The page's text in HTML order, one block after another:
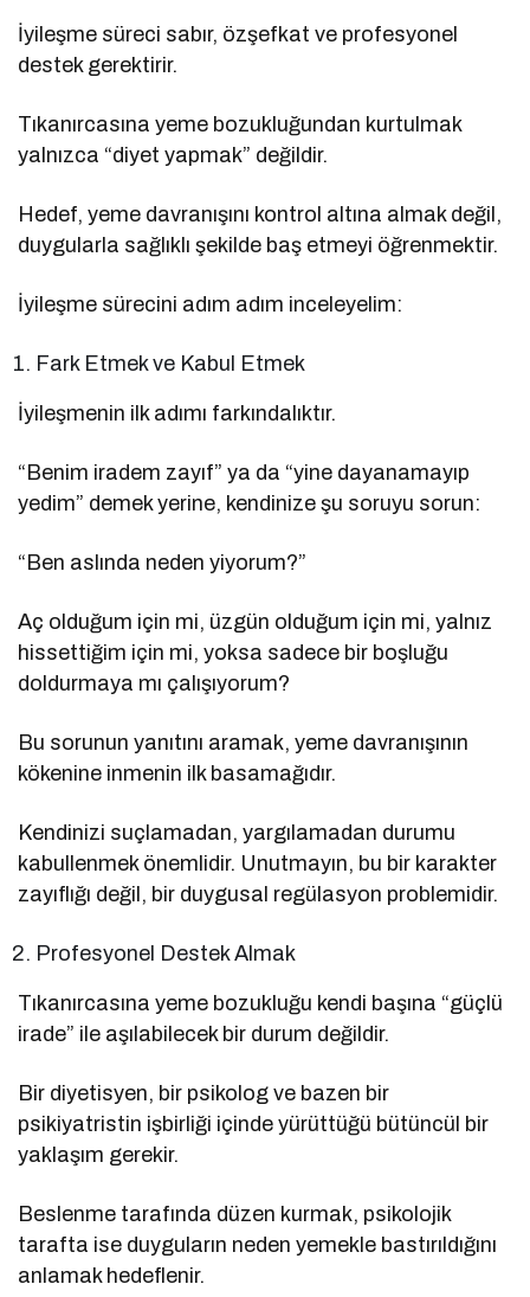
İyileşme süreci sabır, özşefkat ve profesyonel
destek gerektirir.
Tıkanırcasına yeme bozukluğundan kurtulmak
yalnızca “diyet yapmak” değildir.
Hedef, yeme davranışını kontrol altına almak değil,
duygularla sağlıklı şekilde baş etmeyi öğrenmektir.
İyileşme sürecini adım adım inceleyelim:
Fark Etmek ve Kabul Etmek
İyileşmenin ilk adımı farkındalıktır.
“Benim iradem zayıf” ya da “yine dayanamayıp
yedim” demek yerine, kendinize şu soruyu sorun:
“Ben aslında neden yiyorum?”
Aç olduğum için mi, üzgün olduğum için mi, yalnız
hissettiğim için mi, yoksa sadece bir boşluğu
doldurmaya mı çalışıyorum?
Bu sorunun yanıtını aramak, yeme davranışının
kökenine inmenin ilk basamağıdır.
Kendinizi suçlamadan, yargılamadan durumu
kabullenmek önemlidir. Unutmayın, bu bir karakter
zayıflığı değil, bir duygusal regülasyon problemidir.
Profesyonel Destek Almak
Tıkanırcasına yeme bozukluğu kendi başına “güçlü
irade” ile aşılabilecek bir durum değildir.
Bir diyetisyen, bir psikolog ve bazen bir
psikiyatristin işbirliği içinde yürüttüğü bütüncül bir
yaklaşım gerekir.
Beslenme tarafında düzen kurmak, psikolojik
tarafta ise duyguların neden yemekle bastırıldığını
anlamak hedeflenir.